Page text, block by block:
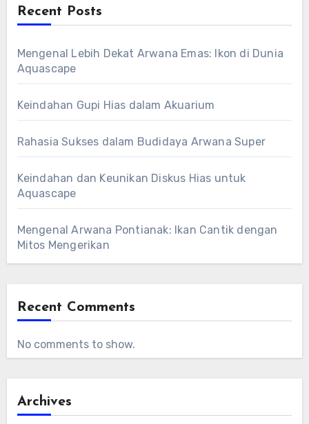
Recent Posts
Mengenal Lebih Dekat Arwana Emas: Ikon di Dunia
Aquascape
Keindahan Gupi Hias dalam Akuarium
Rahasia Sukses dalam Budidaya Arwana Super
Keindahan dan Keunikan Diskus Hias untuk
Aquascape
Mengenal Arwana Pontianak: Ikan Cantik dengan
Mitos Mengerikan
Recent Comments
No comments to show.
Archives